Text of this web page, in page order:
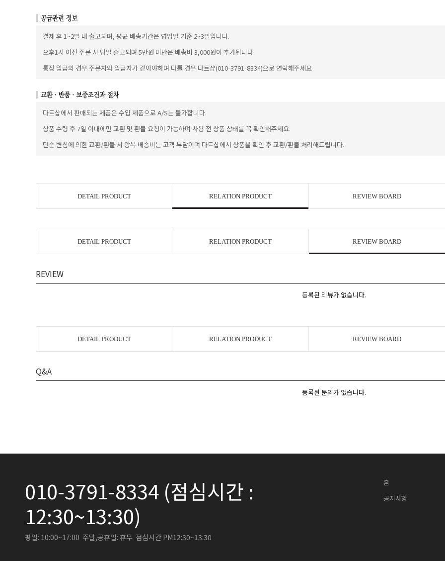
결제 후 1~2일 내 출고되며, 평균 배송기간은 영업일 기준 2~3일입니다.
오후1시 이전 주문 시 당일 출고되며 5만원 미만은 배송비 3,000원이 추가됩니다.
통장 입금의 경우 주문자와 입금자가 같아야하며 다를 경우 다트샵(010-3791-8334)으로 연락해주세요
다트샵에서 판매되는 제품은 수입 제품으로 A/S는 불가합니다.
상품 수령 후 7일 이내에만 교환 및 환불 요청이 가능하며 사용 전 상품 상태를 꼭 확인해주세요.
단순 변심에 의한 교환/환불 시 왕복 배송비는 고객 부담이며 다트샵에서 상품을 확인 후 교환/환불 처리해드립니다.
DETAIL PRODUCT RELATION PRODUCT REVIEW BOARD
DETAIL PRODUCT RELATION PRODUCT REVIEW BOARD
REVIEW
등록된 리뷰가 없습니다.
DETAIL PRODUCT RELATION PRODUCT REVIEW BOARD
Q&A
등록된 문의가 없습니다.
010-3791-8334 (점심시간 :
12:30~13:30)
평일: 10:00~17:00 주말,공휴일: 휴무 점심시간 PM12:30~13:30
홈
공지사항